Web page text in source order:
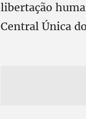
libertação
Central Única